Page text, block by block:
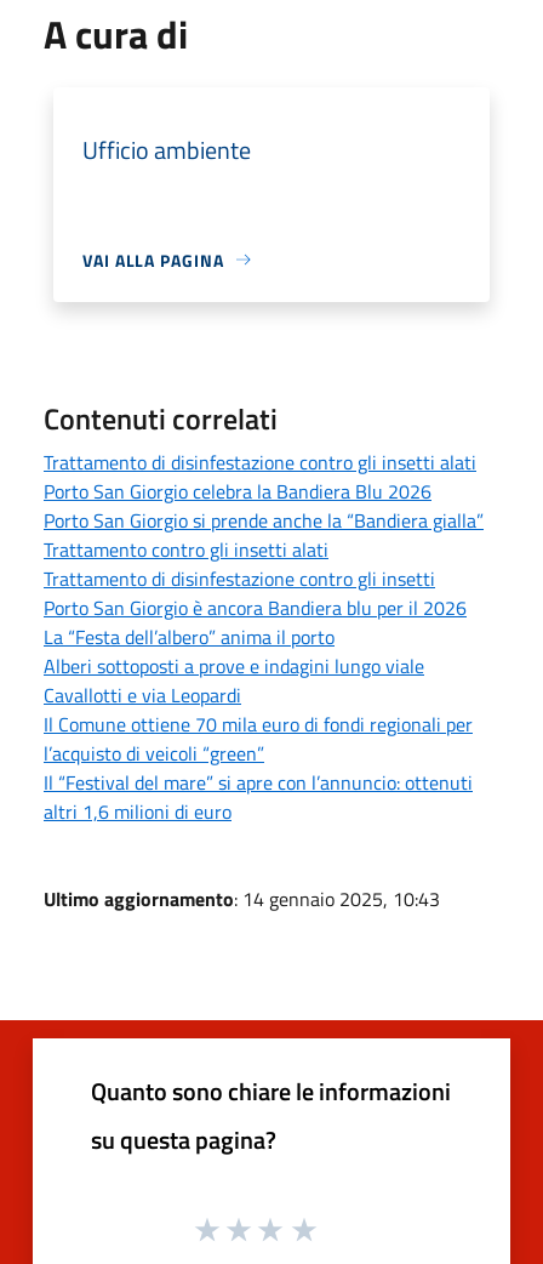
A cura di
Ufficio ambiente
VAI ALLA PAGINA
Contenuti correlati
Trattamento di disinfestazione contro gli insetti alati
Porto San Giorgio celebra la Bandiera Blu 2026
Porto San Giorgio si prende anche la “Bandiera gialla”
Trattamento contro gli insetti alati
Trattamento di disinfestazione contro gli insetti
Porto San Giorgio è ancora Bandiera blu per il 2026
La “Festa dell’albero” anima il porto
Alberi sottoposti a prove e indagini lungo viale
Cavallotti e via Leopardi
Il Comune ottiene 70 mila euro di fondi regionali per
l’acquisto di veicoli “green”
Il “Festival del mare” si apre con l’annuncio: ottenuti
altri 1,6 milioni di euro
Ultimo aggiornamento: 14 gennaio 2025, 10:43
Quanto sono chiare le informazioni
su questa pagina?